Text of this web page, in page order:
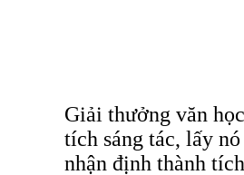
Giải thưởng văn
tích sáng tác, lấy
nhận định thành